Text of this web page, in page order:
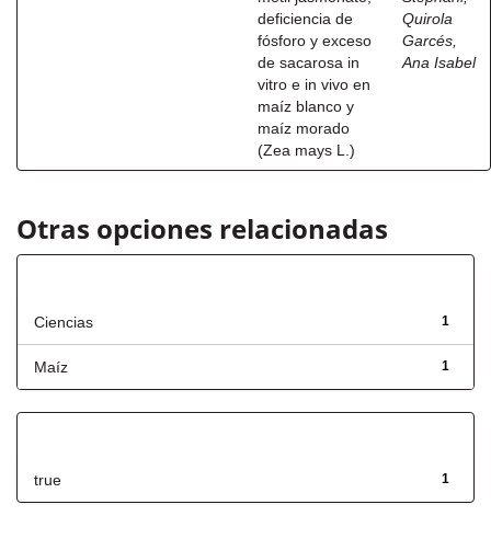
deficiencia de
fósforo y exceso
de sacarosa in
vitro e in vivo en
maíz blanco y
maíz morado
(Zea mays L.)
Quirola
Garcés,
Ana Isabel
Otras opciones relacionadas
1
Ciencias
1
Maíz
1
true